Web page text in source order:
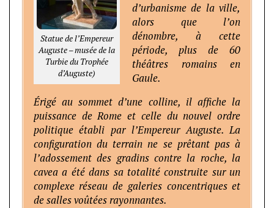
Statue de l’Empereur
Auguste – musée de la
Turbie du Trophée
d’Auguste)
d’urbanisme de la ville,
alors que l’on
dénombre, à cette
période, plus de 60
théâtres romains en
Gaule.
Érigé au sommet d’une colline, il affiche la
puissance de Rome et celle du nouvel ordre
politique établi par l’Empereur Auguste. La
configuration du terrain ne se prêtant pas à
l’adossement des gradins contre la roche, la
cavea a été dans sa totalité construite sur un
complexe réseau de galeries concentriques et
de salles voûtées rayonnantes.